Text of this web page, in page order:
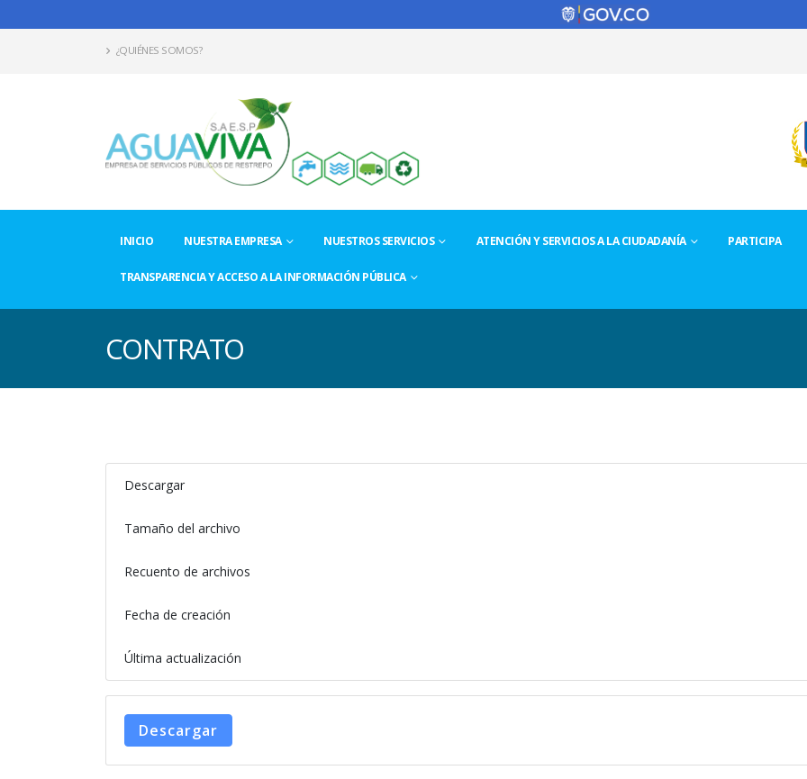
¿QUIÉNES SOMOS?
INICIO NUESTRA EMPRESA NUESTROS SERVICIOS ATENCIÓN Y SERVICIOS A LA CIUDADANÍA PARTICIPA
TRANSPARENCIA Y ACCESO A LA INFORMACIÓN PÚBLICA
CONTRATO
Descargar
Tamaño del archivo
Recuento de archivos
Fecha de creación
Última actualización
Descargar